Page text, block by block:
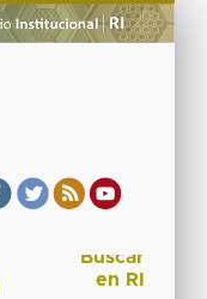
Buscar
en RI